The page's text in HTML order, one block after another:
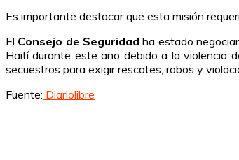
Es importante destacar que esta misión
El Consejo de Seguridad ha estado
Haití durante este año debido a la violencia
secuestros para exigir rescates, robos y
Fuente: Diariolibre